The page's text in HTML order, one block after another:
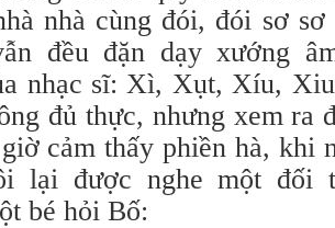
nhà cùng đói, đói sơ
đều đặn dạy xướng
nhạc sĩ: Xì, Xụt, Xíu,
đủ thực, nhưng xem ra
cảm thấy phiền hà, khi
lại được nghe một đối
bé hỏi Bố: